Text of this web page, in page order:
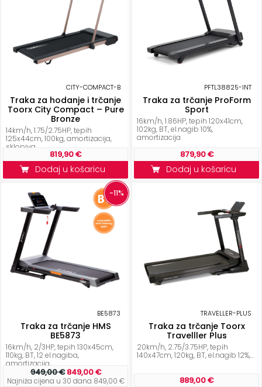
CITY-COMPACT-B
Traka za hodanje i trčanje
Toorx City Compact – Pure
Bronze
14km/h, 1.75/2.75HP, tepih
125x44cm, 100kg, amortizacija,
sklopiva
819,90 €
Dodaj u košaricu
PFTL38825-INT
Traka za trčanje ProForm
Sport
16km/h, 1.86HP, tepih 120x41cm,
102kg, BT, el.nagib 10%,
amortizacija
879,90 €
Dodaj u košaricu
-11%
BE5873
Traka za trčanje HMS
BE5873
16km/h, 2/3HP, tepih 130x45cm,
110kg, BT, 12 el.nagiba,
amortizacija,...
949,00 €849,00 €
Najniža cijena u 30 dana 849,00 €
TRAVELLER-PLUS
Traka za trčanje Toorx
Travelller Plus
20km/h, 2.75/3.75HP, tepih
140x47cm, 120kg, BT, el.nagib 12%,...
889,00 €